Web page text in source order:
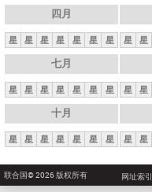
四月
星 星 星 星 星 星 星 星 星
七月
星 星 星 星 星 星 星 星 星
十月
星 星 星 星 星 星 星 星 星
联合国© 2026 版权所有 网址索引